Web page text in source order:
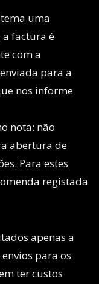
uma
factura é
com a
para a
nos informe
nota: não
abertura de
Para estes
registada
apenas a
para os
ter custos